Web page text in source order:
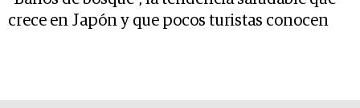
crece en Japón y que pocos turistas conocen